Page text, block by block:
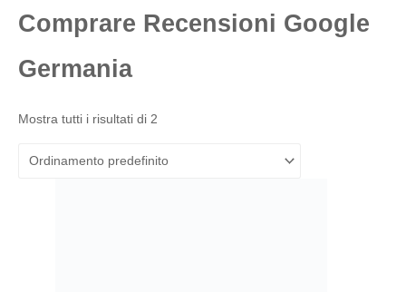
Comprare Recensioni Google
Germania
Mostra tutti i risultati di 2